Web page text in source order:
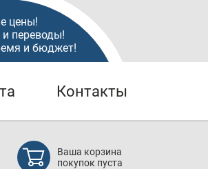
цены!
переводы!
и бюджет!
Контакты
Ваша корзина
покупок пуста